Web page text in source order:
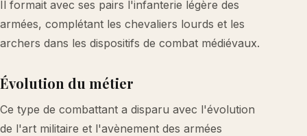
Il formait avec ses pairs l'infanterie légère des
armées, complétant les chevaliers lourds et les
archers dans les dispositifs de combat médiévaux.
Évolution du métier
Ce type de combattant a disparu avec l'évolution
de l'art militaire et l'avènement des armées